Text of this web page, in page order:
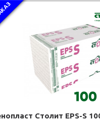
Столит EPS-S